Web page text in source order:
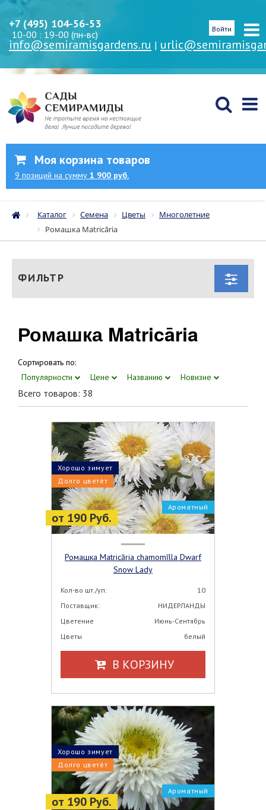
+7 (495) 104-56-53
10-00 : 19-00 (пн-вс)
info@semiramisgardens.ru |
Войти
Моя корзина товаров
9 позиций на сумму 1 900 руб.
Каталог Семена Цветы
Многолетние
Ромашка Matricāria
ФИЛЬТР
Ромашка Matricāria
Сортировать по:
Популярности
Цене Названию Новизне
Всего товаров: 38
от 190 Руб.
Ароматный
Долго цветёт
Хорошо зимует
Ромашка Matricāria chamomīlla Dwarf
Snow Lady
Кол-во шт./уп:
10
Поставщик:
НИДЕРЛАНДЫ
Цветение
Июнь-Сентябрь
Цветы
белый
В КОРЗИНУ
от 190 Руб.
Ароматный
Долго цветёт
Хорошо зимует